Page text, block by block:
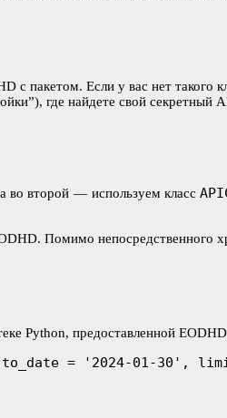
с пакетом. Если у вас нет такого
где найдете свой
во второй — используем класс
Помимо непосредственного
Python, предоставленной
to_date = '2024-01-30',